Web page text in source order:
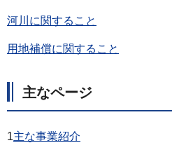
河川に関すること
用地補償に関すること
主なページ
1主な事業紹介